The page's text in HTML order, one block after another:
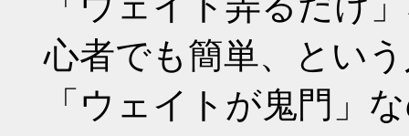
心者でも簡単、とい
「ウェイトが鬼門」